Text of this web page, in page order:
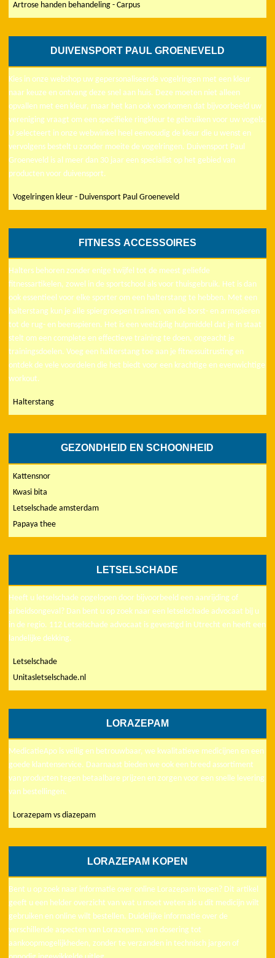
Artrose handen behandeling - Carpus
DUIVENSPORT PAUL GROENEVELD
Kies in onze webshop uw gepersonaliseerde vogelringen met een kleur
naar keuze en ontvang deze snel aan huis. Deze moeten niet alleen
opvallen met een kleur, maar het kan ook voorkomen dat bijvoorbeeld uw
vereniging vraagt om een specifieke ringkleur te gebruiken voor uw vogels.
U selecteert in onze webwinkel heel eenvoudig de kleur die u wenst en
vervolgens bestelt u zonder moeite de vogelringen. Duivensport Paul
Groeneveld is al meer dan 30 jaar een specialist op het gebied van
producten voor duivensport.
Vogelringen kleur - Duivensport Paul Groeneveld
FITNESS ACCESSOIRES
Halters behoren zonder enige twijfel tot de meest geliefde
fitnessartikelen, zowel in de sportschool als voor thuisgebruik. Het is dan
ook essentieel voor elke sporter om een halterstang te hebben. Met een
halterstang kun je alle spiergroepen trainen, van de borst- en armspieren
tot de rug- en beenspieren. Het is een veelzijdig hulpmiddel dat je in staat
stelt om een complete en effectieve training te doen, ongeacht je
trainingsdoelen. Voeg een halterstang toe aan je fitnessuitrusting en
ontdek de vele voordelen die het biedt voor een krachtige en evenwichtige
workout.
Halterstang
GEZONDHEID EN SCHOONHEID
Kattensnor
Kwasi bita
Letselschade amsterdam
Papaya thee
LETSELSCHADE
Heeft u letselschade opgelopen door bijvoorbeeld een aanrijding of
arbeidsongeval? Dan bent u op zoek naar een letselschade advocaat bij u
in de regio. 112 Letselschade advocaat is gevestigd in Utrecht en heeft een
landelijke dekking.
Letselschade
Unitasletselschade.nl
LORAZEPAM
MedicatieApo is veilig en betrouwbaar, we kwalitatieve medicijnen en een
goede klantenservice. Daarnaast bieden we ook een breed assortiment
van producten tegen betaalbare prijzen en zorgen voor een snelle levering
van bestellingen.
Lorazepam vs diazepam
LORAZEPAM KOPEN
Bent u op zoek naar informatie over online Lorazepam kopen? Dit artikel
geeft u een helder overzicht van wat u moet weten als u dit medicijn wilt
gebruiken en online wilt bestellen. Duidelijke informatie over de
verschillende aspecten van Lorazepam, van dosering tot
aankoopmogelijkheden, zonder te verzanden in technisch jargon of